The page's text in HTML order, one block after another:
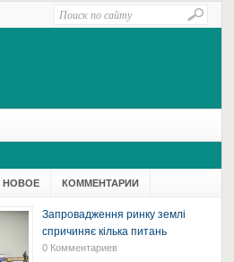
НОВОЕ КОММЕНТАРИИ
Запровадження ринку землі
спричиняє кілька питань
0 Комментариев